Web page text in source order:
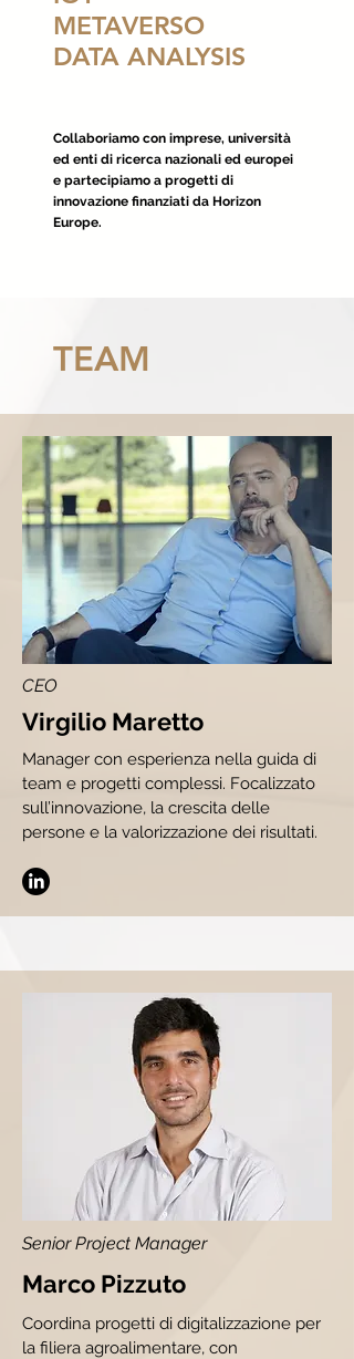
METAVERSO
DATA ANALYSIS
Collaboriamo con imprese, università
ed enti di ricerca nazionali ed europei
e partecipiamo a progetti di
innovazione finanziati da Horizon
Europe.
TEAM
CEO
Virgilio Maretto
Manager con esperienza nella guida di
team e progetti complessi. Focalizzato
sull’innovazione, la crescita delle
persone e la valorizzazione dei risultati.
Senior Project Manager
Marco Pizzuto
Coordina progetti di digitalizzazione per
la filiera agroalimentare, con